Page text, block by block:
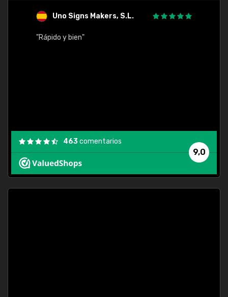
Uno Signs Makers, S.L.
"Rápido y bien"
9,0
463comentarios